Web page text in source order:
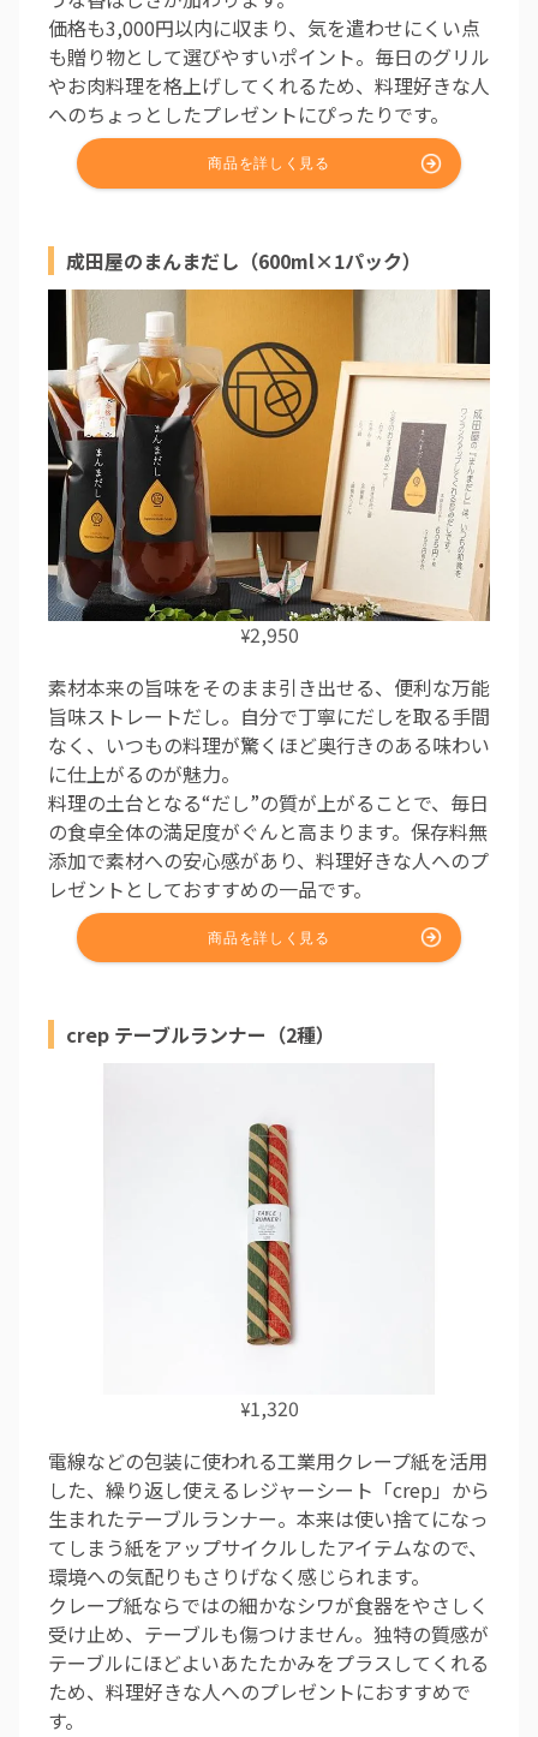
価格も3,000円以内に収まり、気を遣わせにくい点
も贈り物として選びやすいポイント。毎日のグリル
やお肉料理を格上げしてくれるため、料理好きな人
へのちょっとしたプレゼントにぴったりです。
成田屋のまんまだし（600ml×1パック）
¥2,950
素材本来の旨味をそのまま引き出せる、便利な万能
旨味ストレートだし。自分で丁寧にだしを取る手間
なく、いつもの料理が驚くほど奥行きのある味わい
に仕上がるのが魅力。
料理の土台となる“だし”の質が上がることで、毎日
の食卓全体の満足度がぐんと高まります。保存料無
添加で素材への安心感があり、料理好きな人へのプ
レゼントとしておすすめの一品です。
crep テーブルランナー（2種）
¥1,320
電線などの包装に使われる工業用クレープ紙を活用
した、繰り返し使えるレジャーシート「crep」から
生まれたテーブルランナー。本来は使い捨てになっ
てしまう紙をアップサイクルしたアイテムなので、
環境への気配りもさりげなく感じられます。
クレープ紙ならではの細かなシワが食器をやさしく
受け止め、テーブルも傷つけません。独特の質感が
テーブルにほどよいあたたかみをプラスしてくれる
ため、料理好きな人へのプレゼントにおすすめで
す。